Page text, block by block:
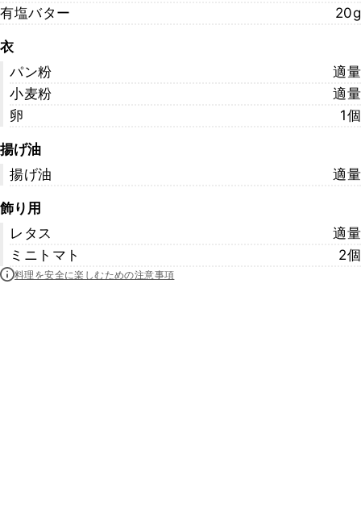
有塩バター
20g
衣
パン粉
適量
小麦粉
適量
卵
1個
揚げ油
揚げ油
適量
飾り用
レタス
適量
ミニトマト
2個
料理を安全に楽しむための注意事項